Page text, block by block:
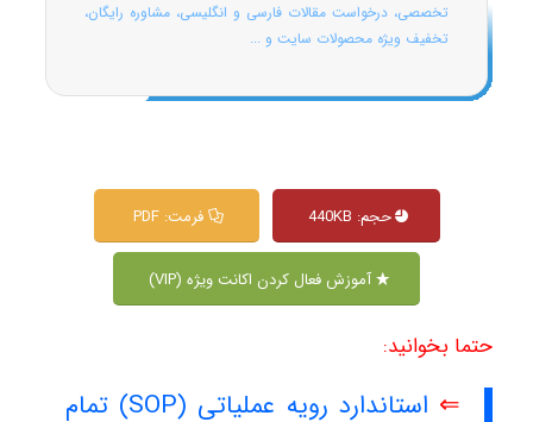
تخصصی، درخواست مقالات فارسی و انگلیسی، مشاوره رایگان،
تخفیف ویژه محصولات سایت و ...
حجم: 440KB فرمت: PDF
آموزش فعال کردن اکانت ویژه (VIP)
حتما بخوانید:
⇐ استاندارد رویه عملیاتی (SOP) تمام